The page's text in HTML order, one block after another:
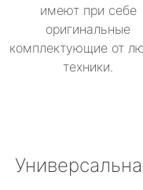
имеют при себе
оригинальные
комплектующие от
техники.